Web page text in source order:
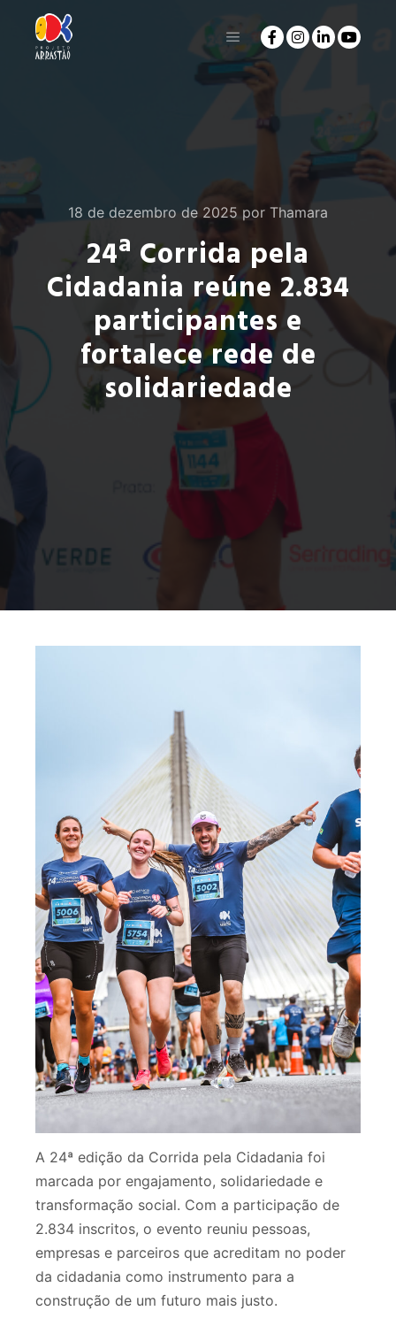
18 de dezembro de 2025 por Thamara
24ª Corrida pela
Cidadania reúne 2.834
participantes e
fortalece rede de
solidariedade
A 24ª edição da Corrida pela Cidadania foi
marcada por engajamento, solidariedade e
transformação social. Com a participação de
2.834 inscritos, o evento reuniu pessoas,
empresas e parceiros que acreditam no poder
da cidadania como instrumento para a
construção de um futuro mais justo.